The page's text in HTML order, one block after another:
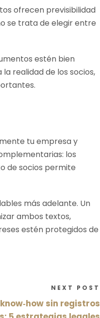
ofrecen previsibilidad
se trata de elegir entre
estén bien
realidad de los socios,
tu empresa y
los
de socios permite
más adelante. Un
ambos textos,
estén protegidos de
NEXT POST
sin registros